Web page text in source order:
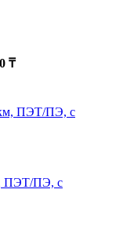
₸
ПЭТ/ПЭ, с